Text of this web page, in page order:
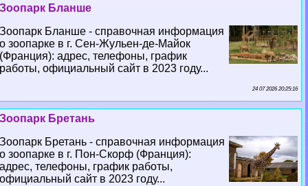
Зоопарк Бланше
Зоопарк Бланше - справочная информация
о зоопарке в г. Сен-Жульен-де-Майок
(Франция): адрес, телефоны, график
работы, официальный сайт в 2023 году...
24 07 2026 20:25:16
Зоопарк Бретань
Зоопарк Бретань - справочная информация
о зоопарке в г. Пон-Скорф (Франция):
адрес, телефоны, график работы,
официальный сайт в 2023 году...